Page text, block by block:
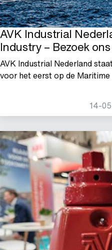
AVK Industrial
Industry – Bezoek
AVK Industrial Nederland
voor het eerst op de
14-